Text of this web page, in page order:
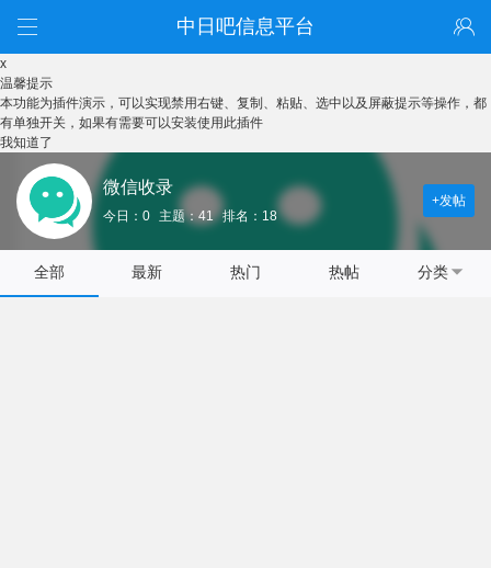
中日吧信息平台
x
温馨提示
本功能为插件演示，可以实现禁用右键、复制、粘贴、选中以及屏蔽提示等操作，都
有单独开关，如果有需要可以安装使用此插件
我知道了
微信收录
今日：0 主题：41 排名：18
+发帖
全部 最新 热门 热帖 分类